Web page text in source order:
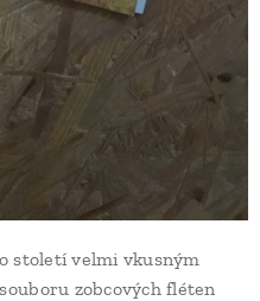
století velmi vkusným
zobcových fléten